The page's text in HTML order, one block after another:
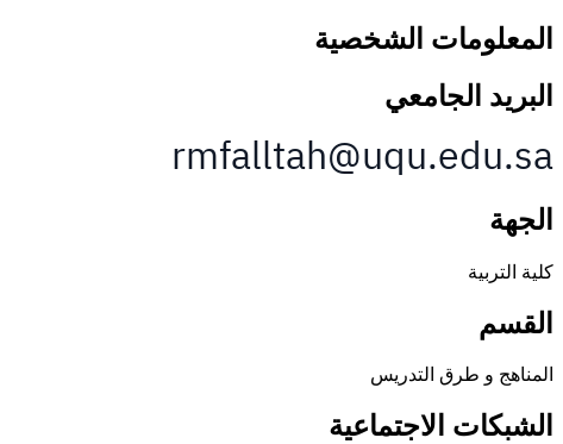
المعلومات الشخصية
البريد الجامعي
الجهة
كلية التربية
القسم
المناهج و طرق التدريس
الشبكات الاجتماعية